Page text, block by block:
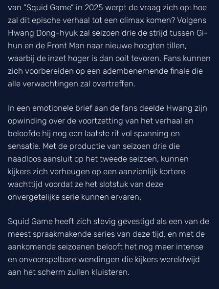
van “Squid Game” in 2025 werpt de vraag zich op: hoe
zal dit epische verhaal tot een climax komen? Volgens
Hwang Dong-hyuk zal seizoen drie de strijd tussen Gi-
hun en de Front Man naar nieuwe hoogten tillen,
waarbij de inzet hoger is dan ooit tevoren. Fans kunnen
zich voorbereiden op een adembenemende finale die
alle verwachtingen zal overtreffen.
In een emotionele brief aan de fans deelde Hwang zijn
opwinding over de voortzetting van het verhaal en
beloofde hij nog een laatste rit vol spanning en
sensatie. Met de productie van seizoen drie die
naadloos aansluit op het tweede seizoen, kunnen
kijkers zich verheugen op een aanzienlijk kortere
wachttijd voordat ze het slotstuk van deze
onvergetelijke serie kunnen ervaren.
Squid Game heeft zich stevig gevestigd als een van de
meest spraakmakende series van deze tijd, en met de
aankomende seizoenen belooft het nog meer intense
en onvoorspelbare wendingen die kijkers wereldwijd
aan het scherm zullen kluisteren.